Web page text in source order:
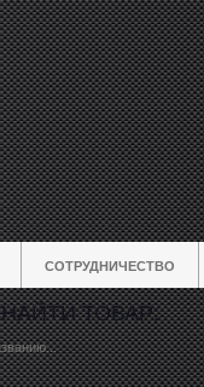
СОТРУДНИЧЕСТВО
НАЙТИ ТОВАР: